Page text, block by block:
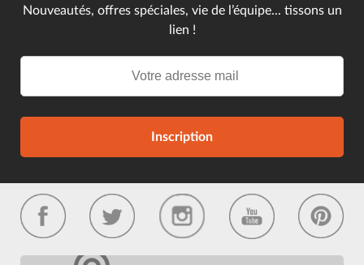
Nouveautés, offres spéciales, vie de l’équipe... tissons un
lien !
Inscription